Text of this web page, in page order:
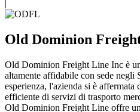
Old Dominion
Old Dominion Freight Line Inc è
altamente affidabile con sede
esperienza, l'azienda si è
efficiente di servizi di trasporto
Old Dominion Freight Line offre